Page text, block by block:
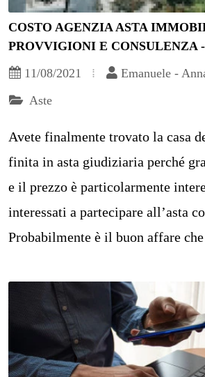
COSTO AGENZIA ASTA
PROVVIGIONI E CONSULENZA
11/08/2021
Emanuele -
Aste
Avete finalmente trovato la casa
finita in asta giudiziaria perché
e il prezzo è particolarmente
interessati a partecipare all’asta
Probabilmente è il buon affare